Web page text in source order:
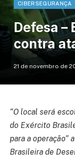
CIBERSEGURANÇA
Defesa –
contra
21 de novembro de
“O local será
do Exército
para a operação”
Brasileira de